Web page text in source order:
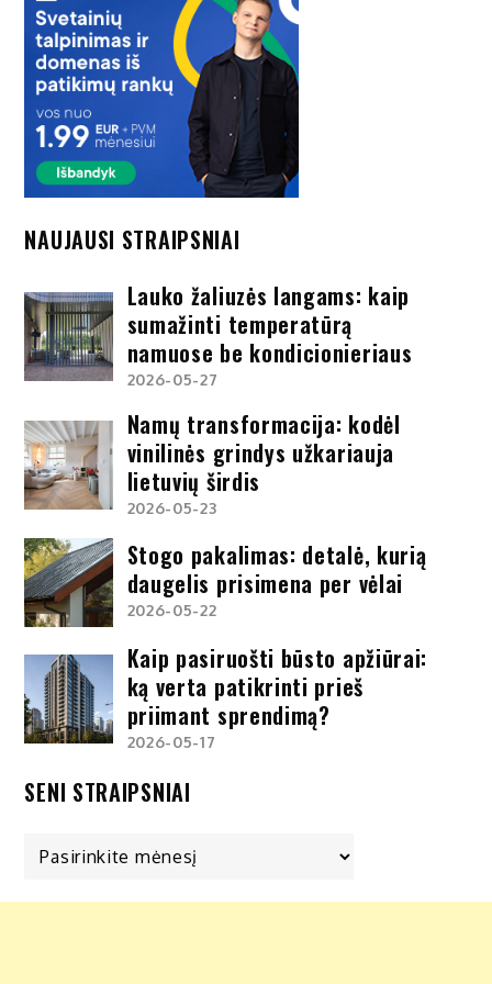
NAUJAUSI STRAIPSNIAI
Lauko žaliuzės langams: kaip
sumažinti temperatūrą
namuose be kondicionieriaus
2026-05-27
Namų transformacija: kodėl
vinilinės grindys užkariauja
lietuvių širdis
2026-05-23
Stogo pakalimas: detalė, kurią
daugelis prisimena per vėlai
2026-05-22
Kaip pasiruošti būsto apžiūrai:
ką verta patikrinti prieš
priimant sprendimą?
2026-05-17
SENI STRAIPSNIAI